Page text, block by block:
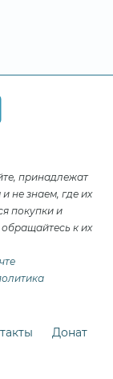
принадлежат
не знаем, где их
покупки и
к их
Донат